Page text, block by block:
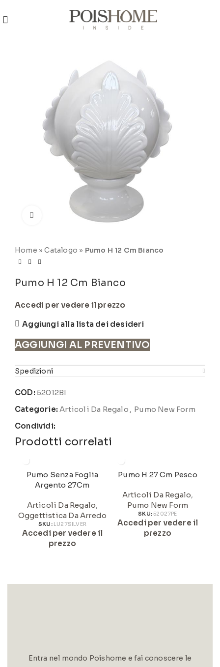
Click to enlarge
Home »Catalogo » Pumo H 12 Cm Bianco
Pumo H 12 Cm Bianco
Accedi per vedere il prezzo
Aggiungi alla lista dei desideri
AGGIUNGI AL PREVENTIVO
Spedizioni
COD: 52012BI
Categorie: Articoli Da Regalo , Pumo New Form
Condividi:
Prodotti correlati
Pumo Senza Foglia
Argento 27Cm
Articoli Da Regalo,
Oggettistica Da Arredo
SKU: LU27SILVER
Accedi per vedere il
prezzo
Pumo H 27 Cm Pesco
Articoli Da Regalo,
Pumo New Form
SKU:52027PE
Accedi per vedere il
prezzo
Entra nel mondo Poishome e fai conoscere le
ARTICOLI NELCATALOGO